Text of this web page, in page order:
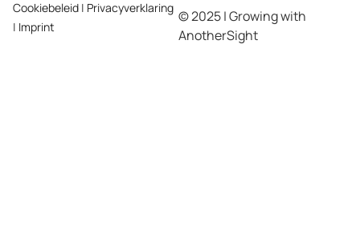
© 2025 | Growing with
AnotherSight
Cookiebeleid | Privacyverklaring
| Imprint